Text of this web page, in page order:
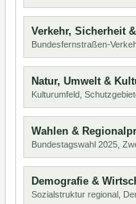
Verkehr, Sicherheit
Bundesfernstraßen-
Natur, Umwelt &
Kulturumfeld,
Wahlen &
Bundestagswahl 2025,
Demografie &
Sozialstruktur regional,